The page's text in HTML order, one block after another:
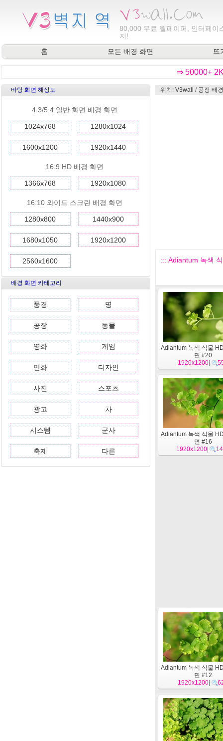
80,000 무료 월페이퍼, 인터페이
지!
홈
모든 배경 화면 뜨
⇒ 50000+
바탕 화면 해상도
4:3/5:4 일반 화면 배경 화면
1024x768 1280x1024
1600x1200 1920x1440
16:9 HD 배경 화면
1366x768 1920x1080
16:10 와이드 스크린 배경 화면
1280x800 1440x900
1680x1050 1920x1200
2560x1600
배경 화면 카테고리
풍경 명
공장 동물
영화 게임
만화 디자인
사진 스포츠
광고 차
시스템 군사
축제 다른
위치: V3wall / 공장 배
::: Adiantum 녹색
Adiantum 녹색 식물
면 #20
1920x1200
Adiantum 녹색 식물
면 #16
1920x1200
Adiantum 녹색 식물
면 #12
1920x1200